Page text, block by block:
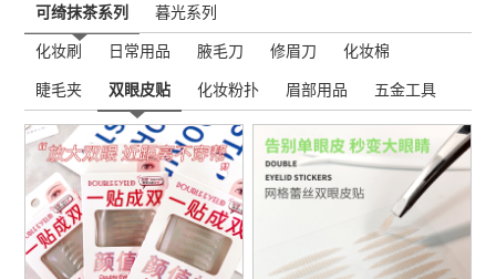
可绮抹茶系列 暮光系列
化妆刷 日常用品 腋毛刀 修眉刀 化妆棉
睫毛夹 双眼皮贴 化妆粉扑 眉部用品 五金工具